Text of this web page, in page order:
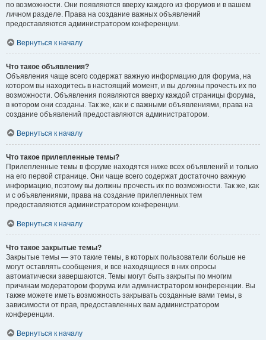
по возможности. Они появляются вверху каждого из форумов и в вашем
личном разделе. Права на создание важных объявлений
предоставляются администратором конференции.
Вернуться к началу
Что такое объявления?
Объявления чаще всего содержат важную информацию для форума, на
котором вы находитесь в настоящий момент, и вы должны прочесть их по
возможности. Объявления появляются вверху каждой страницы форума,
в котором они созданы. Так же, как и с важными объявлениями, права на
создание объявлений предоставляются администратором.
Вернуться к началу
Что такое прилепленные темы?
Прилепленные темы в форуме находятся ниже всех объявлений и только
на его первой странице. Они чаще всего содержат достаточно важную
информацию, поэтому вы должны прочесть их по возможности. Так же, как
и с объявлениями, права на создание прилепленных тем
предоставляются администратором конференции.
Вернуться к началу
Что такое закрытые темы?
Закрытые темы — это такие темы, в которых пользователи больше не
могут оставлять сообщения, и все находящиеся в них опросы
автоматически завершаются. Темы могут быть закрыты по многим
причинам модератором форума или администратором конференции. Вы
также можете иметь возможность закрывать созданные вами темы, в
зависимости от прав, предоставленных вам администратором
конференции.
Вернуться к началу